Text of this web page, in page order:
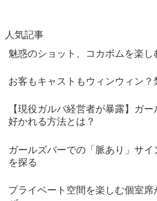
人気記事
魅惑のショット、コカボムを楽し
お客もキャストもウィンウィン？
【現役ガルバ経営者が暴露】ガ
好かれる方法とは？
ガールズバーでの「脈あり」サ
を探る
プライベート空間を楽しむ個室